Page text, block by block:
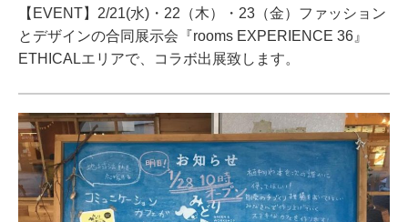
【EVENT】2/21(水)・22（木）・23（金）ファッション
とデザインの合同展示会『rooms EXPERIENCE 36』
ETHICALエリアで、コラボ出展致します。